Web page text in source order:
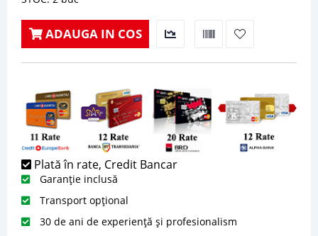
ADAUGA IN COS
Plată în rate, Credit Bancar
Garanție inclusă
Transport opțional
30 de ani de experiență și profesionalism